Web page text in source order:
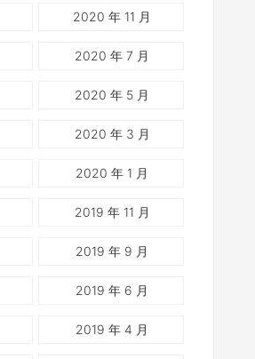
2020 年 11 月
2020 年 7 月
2020 年 5 月
2020 年 3 月
2020 年 1 月
2019 年 11 月
2019 年 9 月
2019 年 6 月
2019 年 4 月